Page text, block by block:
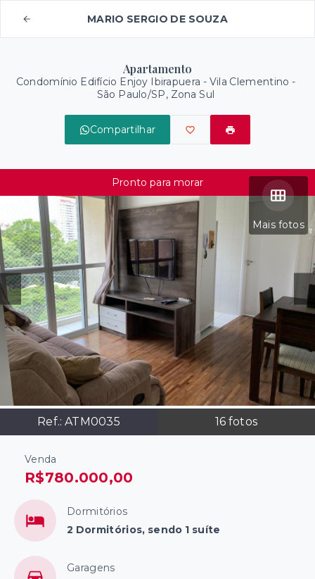
MARIO SERGIO DE SOUZA
Apartamento
Condomínio Edifício Enjoy Ibirapuera - Vila Clementino -
São Paulo/SP, Zona Sul
Compartilhar
Mais fotos
Ref.: ATM0035 16 fotos
Pronto para morar
Venda
R$780.000,00
Dormitórios
2 Dormitórios, sendo 1 suíte
Garagens